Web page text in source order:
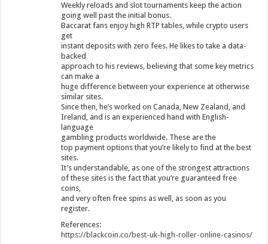
Weekly reloads and slot tournaments keep the action
going well past the initial bonus.
Baccarat fans enjoy high RTP tables, while crypto users
get
instant deposits with zero fees. He likes to take a data-
backed
approach to his reviews, believing that some key metrics
can make a
huge difference between your experience at otherwise
similar sites.
Since then, he’s worked on Canada, New Zealand, and
Ireland, and is an experienced hand with English-
language
gambling products worldwide. These are the
top payment options that you’re likely to find at the best
sites.
It’s understandable, as one of the strongest attractions
of these sites is the fact that you’re guaranteed free
coins,
and very often free spins as well, as soon as you
register.
References:
https://blackcoin.co/best-uk-high-roller-online-casinos/